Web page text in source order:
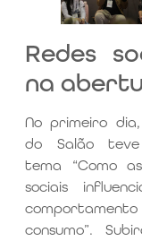
Redes
na
No primeiro
do Salão
tema “Como
sociais
consumo”.